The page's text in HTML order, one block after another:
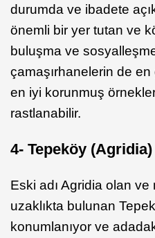
durumda ve ibadete
önemli bir yer tutan ve
buluşma ve
çamaşırhanelerin de
en iyi korunmuş
rastlanabilir.
4- Tepeköy (Agridia)
Eski adı Agridia olan
uzaklıkta bulunan
konumlanıyor ve